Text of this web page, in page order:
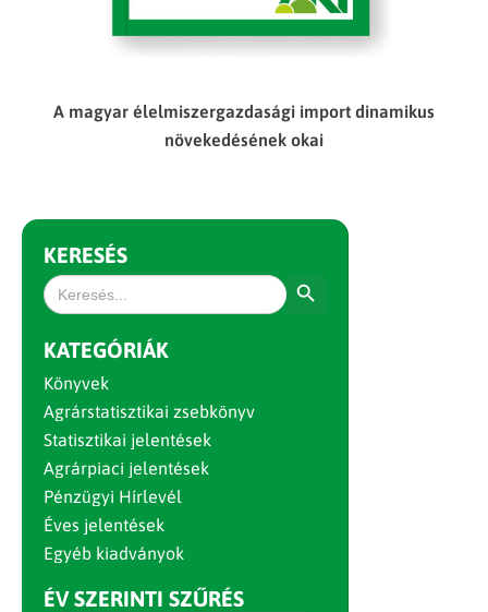
A magyar élelmiszergazdasági import dinamikus
növekedésének okai
KERESÉS
Search
for:
KATEGÓRIÁK
Könyvek
Agrárstatisztikai zsebkönyv
Statisztikai jelentések
Agrárpiaci jelentések
Pénzügyi Hírlevél
Éves jelentések
Egyéb kiadványok
ÉV SZERINTI SZŰRÉS